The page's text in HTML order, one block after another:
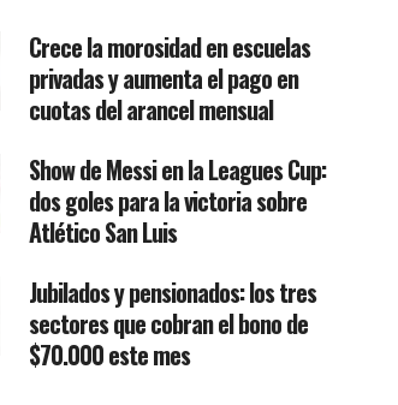
Crece la morosidad en escuelas
privadas y aumenta el pago en
cuotas del arancel mensual
Show de Messi en la Leagues Cup:
dos goles para la victoria sobre
Atlético San Luis
Jubilados y pensionados: los tres
sectores que cobran el bono de
$70.000 este mes